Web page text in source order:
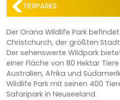
TIERPARKS
Der Orana Wildlife Park
Christchurch, der größten
Der sehenswerte Wildpark
einer Fläche von 80 Hektar
Australien, Afrika und
Wildlife Park mit seinen 400
Safaripark in Neuseeland.